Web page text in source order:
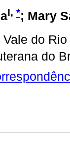
I, *; Mary
do
do